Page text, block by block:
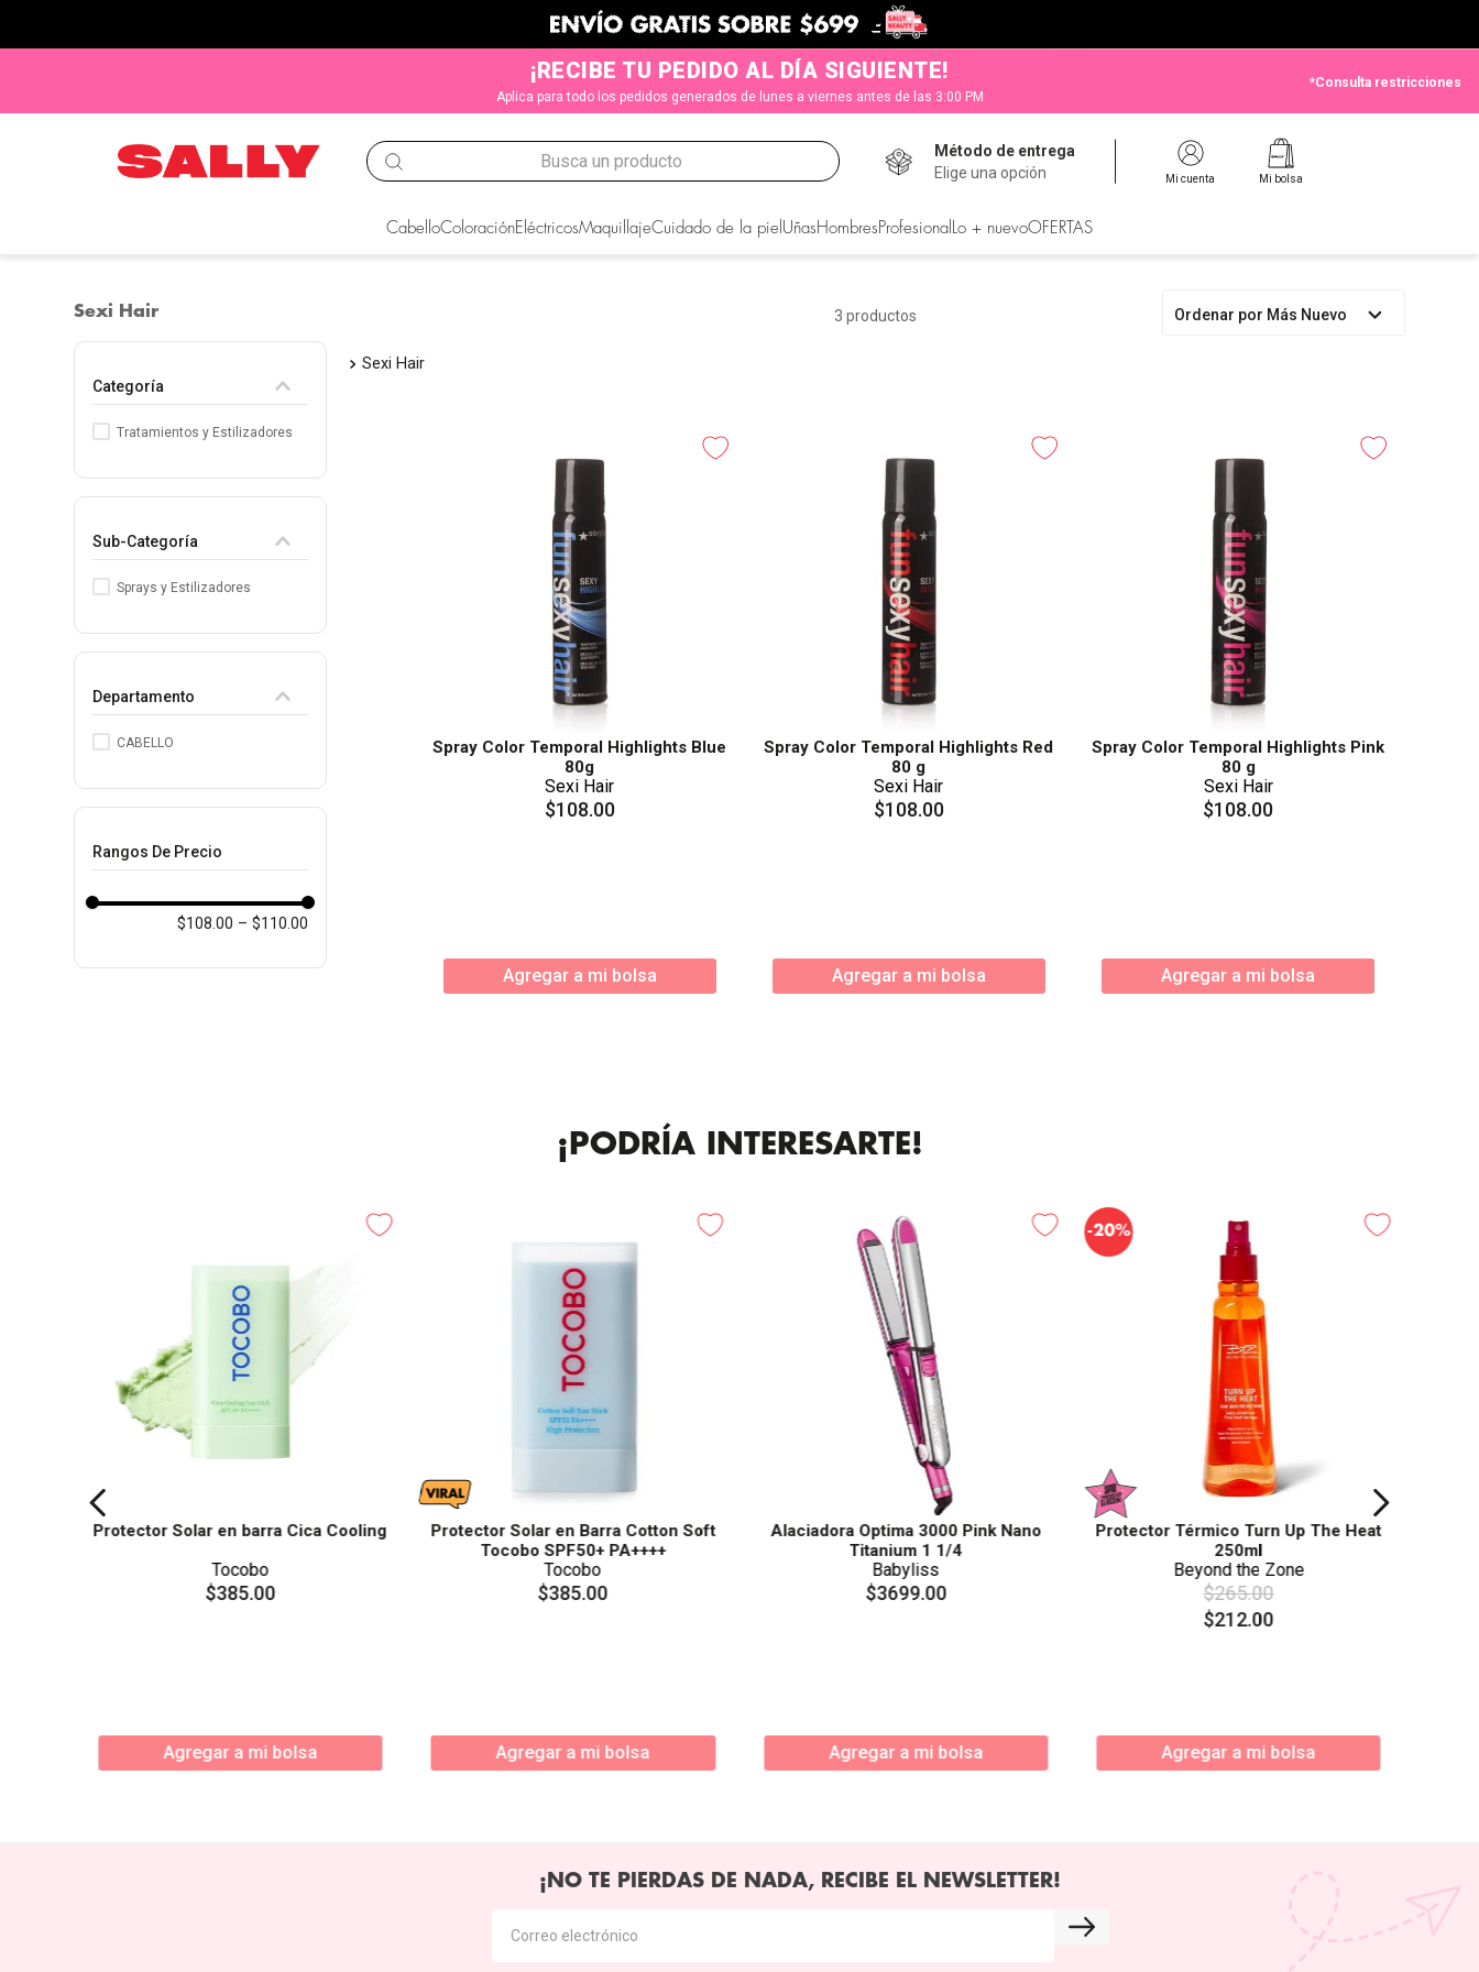
¡RECIBE TU PEDIDO AL DÍA SIGUIENTE!
Aplica para todo los pedidos generados de lunes a viernes antes de las 3:00 PM
*Consulta restricciones
Busca un producto
Método de entrega
Elige una opción
Mi cuenta Mi bolsa
CabelloColoraciónEléctricosMaquillajeCuidado de la piel Uñas Hombres Profesional Lo + nuevoOFERTAS
Sexi Hair
Categoría
Tratamientos y Estilizadores
Sub-Categoría
Sprays y Estilizadores
Departamento
CABELLO
Rangos De Precio
$108.00 – $110.00
3 productos Ordenar por Más Nuevo
Sexi Hair
Spray Color Temporal Highlights Blue
80g
Sexi Hair
$108.00
Agregar a mi bolsa
Spray Color Temporal Highlights Red
80 g
Sexi Hair
$108.00
Agregar a mi bolsa
Spray Color Temporal Highlights Pink
80 g
Sexi Hair
$108.00
Agregar a mi bolsa
¡PODRÍA INTERESARTE!
Protector Solar en barra Cica Cooling
Tocobo
$385.00
Agregar a mi bolsa
Protector Solar en Barra Cotton Soft
Tocobo SPF50+ PA++++
Tocobo
$385.00
Agregar a mi bolsa
Alaciadora Optima 3000 Pink Nano
Titanium 1 1/4
Babyliss
$3699.00
Agregar a mi bolsa
-20%
Protector Térmico Turn Up The Heat
250ml
Beyond the Zone
$265.00
$212.00
Agregar a mi bolsa
¡NO TE PIERDAS DE NADA, RECIBE EL NEWSLETTER!